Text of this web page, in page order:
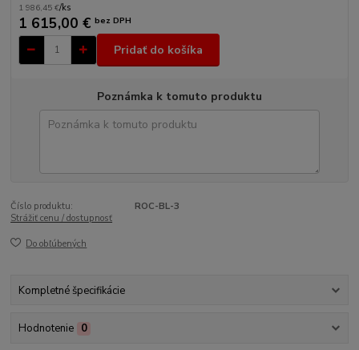
1 986,45 €/ks
1 615,00 € bez DPH
Pridať do košíka
Poznámka k tomuto produktu
Číslo produktu:
ROC-BL-3
Strážiť cenu / dostupnosť
Do obľúbených
Kompletné špecifikácie
Hodnotenie 0